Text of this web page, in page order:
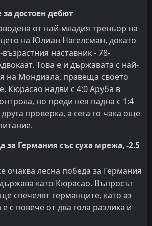
достоен дебют
от най-младия треньор на
на Юлиан Нагелсман, докато
наставник - 78-
Това е и държавата с най-
на Мондиала, правеща своето
Кюрасао надви с 4:0 Аруба в
но преди нея падна с 1:4
проверка, а сега го чака още
за Германия със суха мрежа, -2.5
очаква лесна победа за Германия
като Кюрасао. Въпросът
спечелят германците, като аз
с повече от два гола разлика и